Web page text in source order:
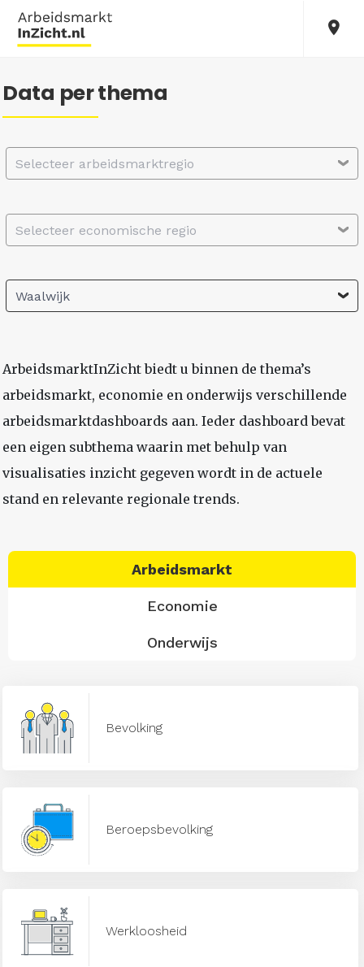
Data per thema
Selecteer arbeidsmarktregio
Selecteer economische regio
Waalwijk
ArbeidsmarktInZicht biedt u binnen de thema’s
arbeidsmarkt, economie en onderwijs verschillende
arbeidsmarktdashboards aan. Ieder dashboard bevat
een eigen subthema waarin met behulp van
visualisaties inzicht gegeven wordt in de actuele
stand en relevante regionale trends.
Arbeidsmarkt
Economie
Onderwijs
Bevolking
Beroepsbevolking
Werkloosheid